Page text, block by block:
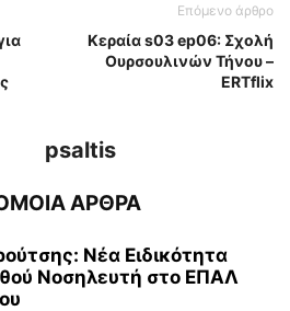
Επόμενο άρθρο
Κεραία s03 ep06: Σχολή
Ουρσουλινών Τήνου –
ERTflix
psaltis
ΑΡΘΡΑ
Νέα Ειδικότητα
Νοσηλευτή στο ΕΠΑΛ